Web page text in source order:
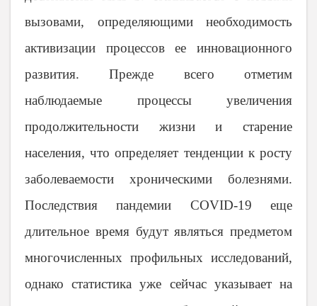
вызовами, определяющими необходимость
активизации процессов ее инновационного
развития. Прежде всего отметим
наблюдаемые процессы увеличения
продолжительности жизни и старение
населения, что определяет тенденции к росту
заболеваемости хроническими болезнями.
Последствия пандемии COVID-19 еще
длительное время будут являться предметом
многочисленных профильных исследований,
однако статистика уже сейчас указывает на